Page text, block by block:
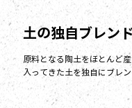
土の独自ブレン
原料となる陶土をほとんど
入ってきた土を独自にブレ